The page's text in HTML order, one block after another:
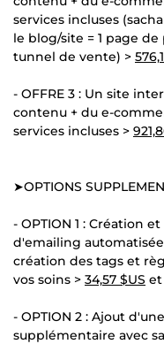
services incluses
le blog/site = 1 page
tunnel de vente) >
- OFFRE 3 : Un site
contenu + du e-
services incluses >
➤OPTIONS
- OPTION 1 : Création
d'emailing
création des tags et
vos soins > 34,57 $US et
- OPTION 2 : Ajout
supplémentaire avec